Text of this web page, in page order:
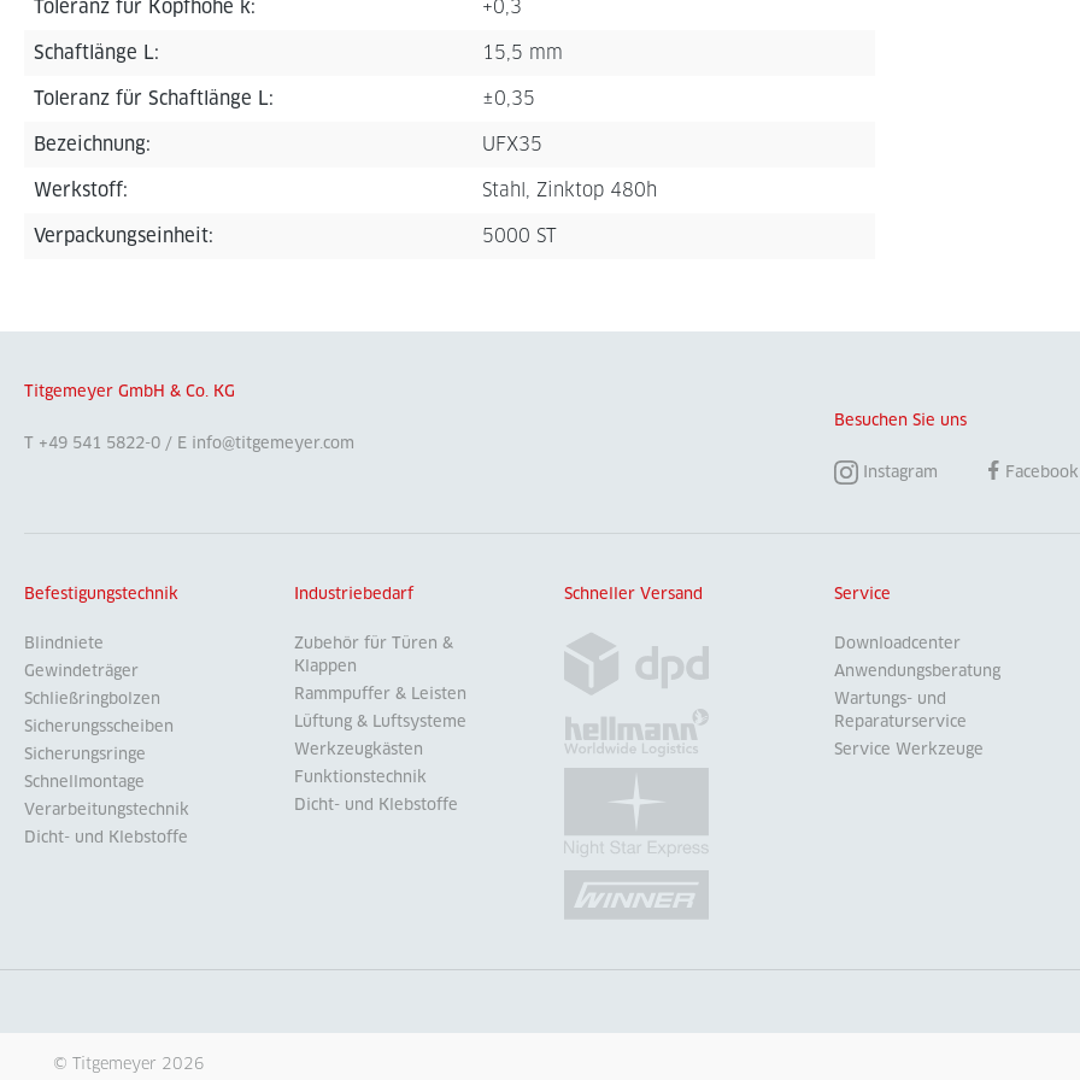
Toleranz für Kopfhöhe k: +0,3
Schaftlänge L: 15,5 mm
Toleranz für Schaftlänge L: ±0,35
Bezeichnung: UFX35
Werkstoff: Stahl, Zinktop 480h
Verpackungseinheit: 5000 ST
Titgemeyer GmbH & Co. KG
T +49 541 5822-0 / E info@titgemeyer.com
Besuchen Sie uns
Instagram Facebook
Befestigungstechnik
Blindniete
Gewindeträger
Schließringbolzen
Sicherungsscheiben
Sicherungsringe
Schnellmontage
Verarbeitungstechnik
Dicht- und Klebstoffe
Industriebedarf
Zubehör für Türen &
Klappen
Rammpuffer & Leisten
Lüftung & Luftsysteme
Werkzeugkästen
Funktionstechnik
Dicht- und Klebstoffe
Schneller Versand Service
Downloadcenter
Anwendungsberatung
Wartungs- und
Reparaturservice
Service Werkzeuge
© Titgemeyer 2026